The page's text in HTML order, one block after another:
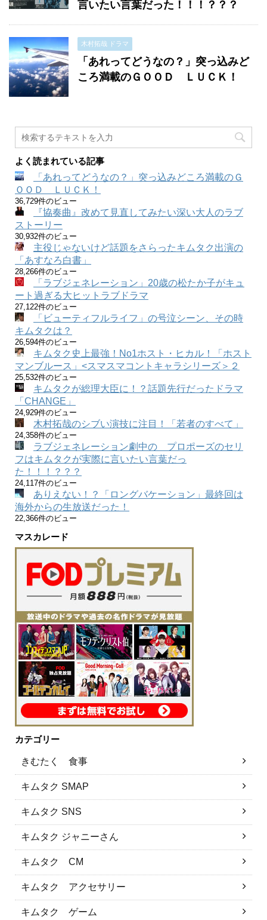
言いたい言葉だった！！！？？？
木村拓哉 ドラマ
「あれってどうなの？」突っ込みど
ころ満載のＧＯＯＤ ＬＵＣＫ！
よく読まれている記事
「あれってどうなの？」突っ込みどころ満載のＧ
ＯＯＤ ＬＵＣＫ！
36,729件のビュー
『協奏曲』改めて見直してみたい深い大人のラブ
ストーリー
30,932件のビュー
主役じゃないけど話題をさらったキムタク出演の
「あすなろ白書」
28,266件のビュー
「ラブジェネレーション」20歳の松たか子がキュ
ート過ぎる大ヒットラブドラマ
27,122件のビュー
「ビューティフルライフ」の号泣シーン、その時
キムタクは？
26,594件のビュー
キムタク史上最強！No1ホスト・ヒカル！「ホスト
マンブルース」<スマスマコントキャラシリーズ＞２
25,532件のビュー
キムタクが総理大臣に！？話題先行だったドラマ
「CHANGE」
24,929件のビュー
木村拓哉のシブい演技に注目！「若者のすべて」
24,358件のビュー
ラブジェネレーション劇中の プロポーズのセリ
フはキムタクが実際に言いたい言葉だっ
た！！！？？？
24,117件のビュー
ありえない！？「ロングバケーション」最終回は
海外からの生放送だった！
22,366件のビュー
マスカレード
カテゴリー
きむたく 食事
キムタク SMAP
キムタク SNS
キムタク ジャニーさん
キムタク CM
キムタク アクセサリー
キムタク ゲーム